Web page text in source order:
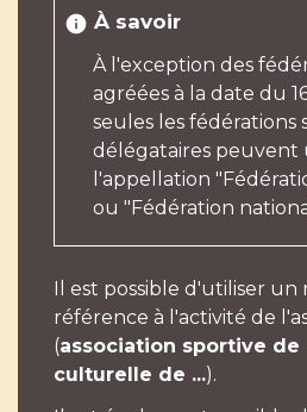
info À savoir
À l'exception des
agréées à la date du
seules les fédérations
délégataires peuvent
l'appellation
ou "Fédération
Il est possible d'utiliser un
référence à l'activité de
(association sportive de
culturelle de ...).